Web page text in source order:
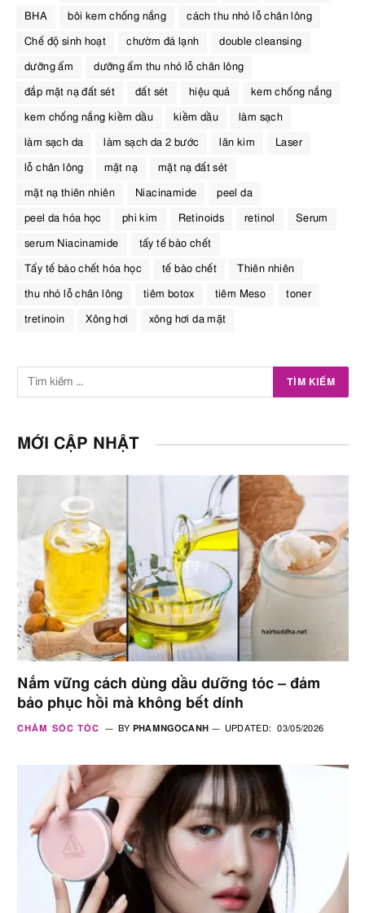
BHA bôi kem chống nắng cách thu nhỏ lỗ chân lông
Chế độ sinh hoạt chườm đá lạnh double cleansing
dưỡng ẩm dưỡng ẩm thu nhỏ lỗ chân lông
đắp mặt nạ đất sét đất sét hiệu quả kem chống nắng
kem chống nắng kiềm dầu kiềm dầu làm sạch
làm sạch da làm sạch da 2 bước lăn kim Laser
lỗ chân lông mặt nạ mặt nạ đất sét
mặt nạ thiên nhiên Niacinamide peel da
peel da hóa học phi kim Retinoids retinol Serum
serum Niacinamide tẩy tế bào chết
Tẩy tế bào chết hóa học tế bào chết Thiên nhiên
thu nhỏ lỗ chân lông tiêm botox tiêm Meso toner
tretinoin Xông hơi xông hơi da mặt
MỚI CẬP NHẬT
Nắm vững cách dùng dầu dưỡng tóc – đảm
bảo phục hồi mà không bết dính
CHĂM SÓC TÓC BY PHAMNGOCANH UPDATED: 03/05/2026